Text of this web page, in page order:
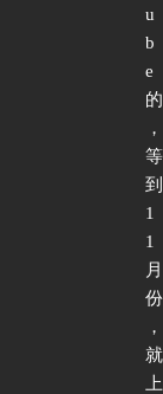
u
b
e
的
，
等
到
1
1
月
份
，
就
上